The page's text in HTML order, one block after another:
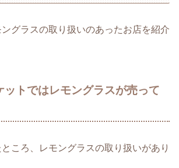
グラスの取り扱いのあったお店を紹介
ットではレモングラスが売って
ころ、レモングラスの取り扱いがあり